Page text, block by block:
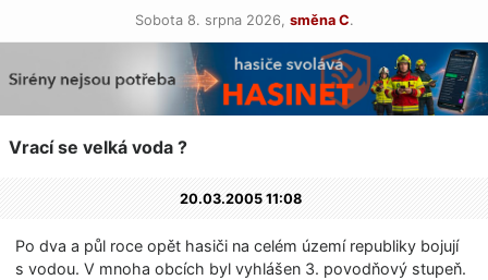
Sobota 8. srpna 2026, směna C.
Vrací se velká voda ?
20.03.2005 11:08
Po dva a půl roce opět hasiči na celém území republiky bojují
s vodou. V mnoha obcích byl vyhlášen 3. povodňový stupeň.